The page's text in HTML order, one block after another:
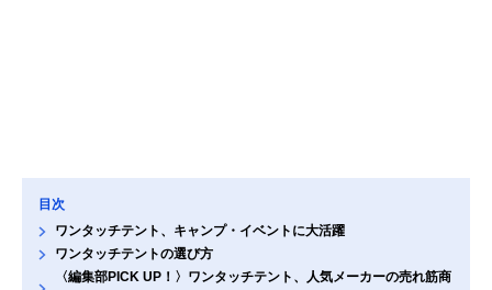
目次
ワンタッチテント、キャンプ・イベントに大活躍
ワンタッチテントの選び方
〈編集部PICK UP！〉ワンタッチテント、人気メーカーの売れ筋商